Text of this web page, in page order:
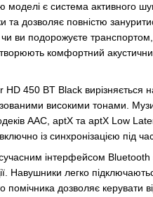
моделі є система активного
та дозволяє повністю
ви подорожуєте
комфортний
450 BT Black вирізняється
високими тонами.
AAC, aptX та aptX Low
із синхронізацією під
інтерфейсом Bluetooth
Навушники легко
помічника дозволяє керувати